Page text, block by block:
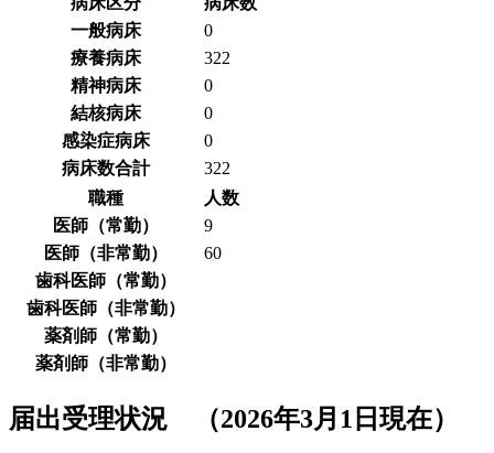
一般病床
0
療養病床
322
精神病床
0
結核病床
0
感染症病床
0
病床数合計
322
職種
人数
医師（常勤）
9
医師（非常勤）
60
歯科医師（常勤）
歯科医師（非常勤）
薬剤師（常勤）
薬剤師（非常勤）
届出受理状況 （2026年3月1日現在）